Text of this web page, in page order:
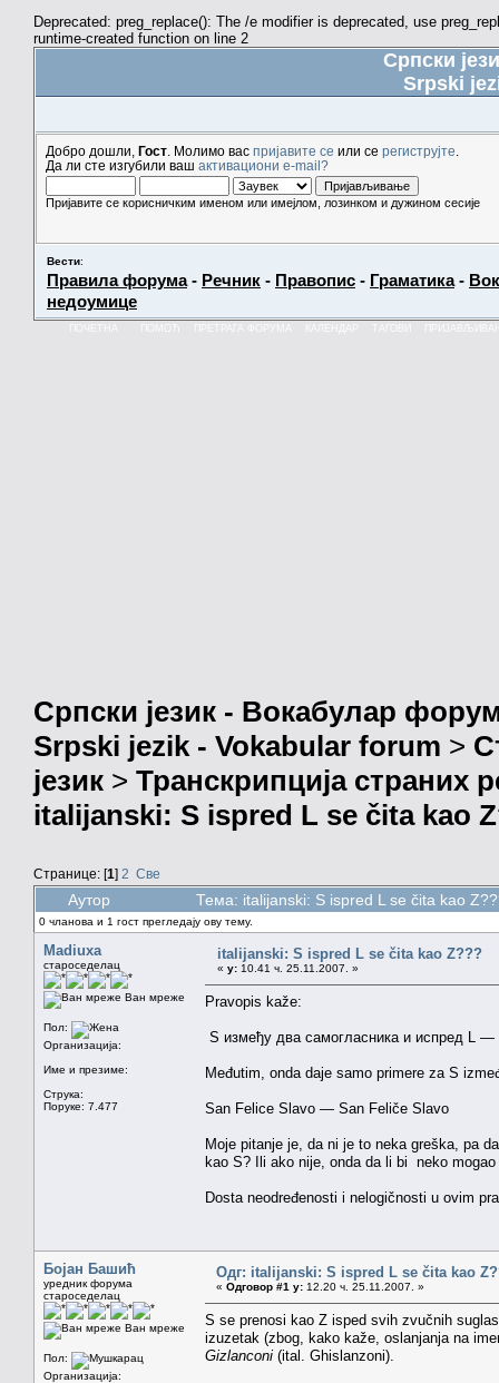
Deprecated: preg_replace(): The /e modifier is deprecated, use
runtime-created function on line 2
Српски
Srpski
Добро дошли, Гост . Молимо вас пријавите се или се региструјте
Да ли сте изгубили ваш активациони e-mail?
Пријавите се корисничким именом или имејлом, лозинком и дужином сесије
Вести:
Правила форума- Речник - Правопис - Граматика-
недоумице
КАЛЕНДАР
Српски језик - Вокабулар
Srpski jezik - Vokabular forum >
језик > Транскрипција страних
italijanski: S ispred L se čita kao
Странице: [1] 2 Све
Аутор Тема: italijanski: S ispred L se čita kao
0 чланова и 1 гост прегледају ову тему.
Madiuxa
староседелац
Ван мреже
Пол:
Организација:
Име и презиме:
Струка:
Поруке: 7.477
italijanski: S ispred L se čita kao Z???
« у: 10.41 ч. 25.11.2007. »
Pravopis kaže:
S између два самогласника и испред L
Međutim, onda daje samo primere za S
San Felice Slavo — San Feliče Slavo
Moje pitanje je, da ni je to neka greška, pa
kao S? Ili ako nije, onda da li bi neko
Dosta neodređenosti i nelogičnosti u ovim
Бојан Башић
уредник форума
староседелац
Ван мреже
Пол:
Организација:
Одг: italijanski: S ispred L se čita kao
« Одговор #1 у: 12.20 ч. 25.11.2007. »
S se prenosi kao Z isped svih zvučnih
izuzetak (zbog, kako kaže, oslanjanja na
Gizlanconi (ital. Ghislanzoni).